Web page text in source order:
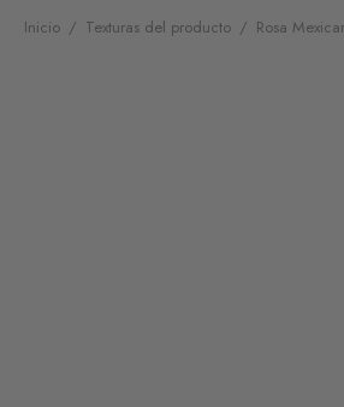
Inicio / Texturas del producto / Rosa